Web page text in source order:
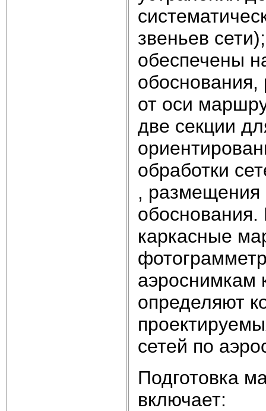
звеньев
обеспечены
от оси
две секции
обработки
, размещения
каркасные
аэроснимкам
определяют
сетей по
Подготовка
включает: